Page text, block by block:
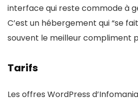
interface qui reste commode à
C’est un hébergement qui “se
souvent le meilleur compliment
Tarifs
Les offres WordPress